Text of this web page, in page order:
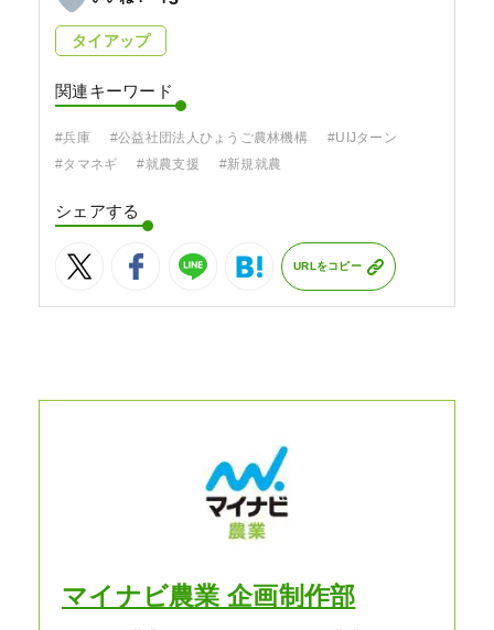
タイアップ
関連キーワード
#兵庫 #公益社団法人ひょうご農林機構
#UIJターン
#タマネギ
#就農支援 #新規就農
シェアする
URLをコピー
マイナビ農業 企画制作部